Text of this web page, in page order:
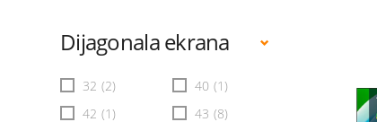
Dijagonala ekrana
32 (2) 40 (1)
42 (1) 43 (8)